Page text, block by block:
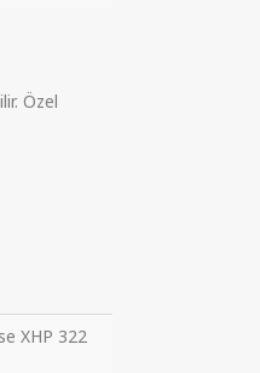
Özel
XHP 322